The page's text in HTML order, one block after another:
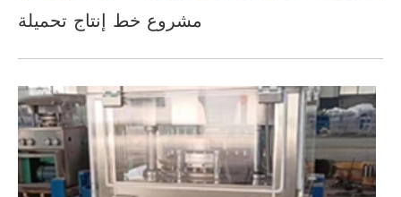
مشروع خط إنتاج تحميلة